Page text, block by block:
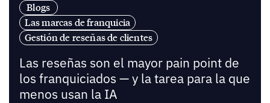
Blogs
Las marcas de franquicia
Gestión de reseñas de clientes
Las reseñas son el mayor pain point de
los franquiciados — y la tarea para la que
menos usan la IA